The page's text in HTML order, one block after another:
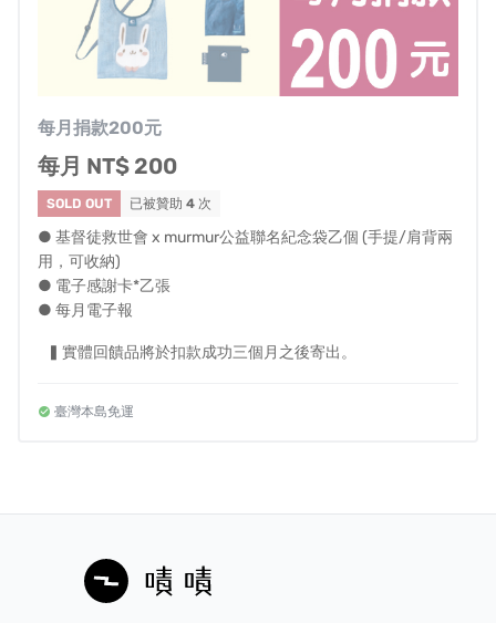
每月捐款200元
每月 NT$ 200
SOLD OUT 已被贊助 4 次
● 基督徒救世會 x murmur公益聯名紀念袋乙個 (手提/肩背兩
用，可收納)
● 電子感謝卡*乙張
● 每月電子報
▍實體回饋品將於扣款成功三個月之後寄出。
臺灣本島免運